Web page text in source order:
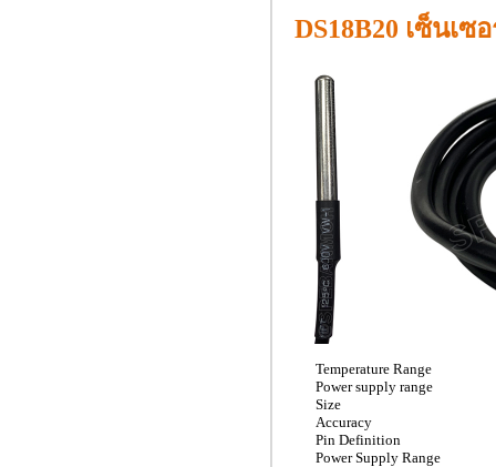
DS18B20 เซ็นเ
Temperature Range
Power supply range
Size
Accuracy
Pin Definition
Power Supply Range